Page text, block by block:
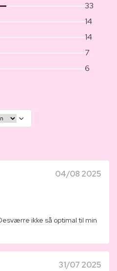
33
14
14
7
6
04/08 2025
ikke så optimal til min
31/07 2025